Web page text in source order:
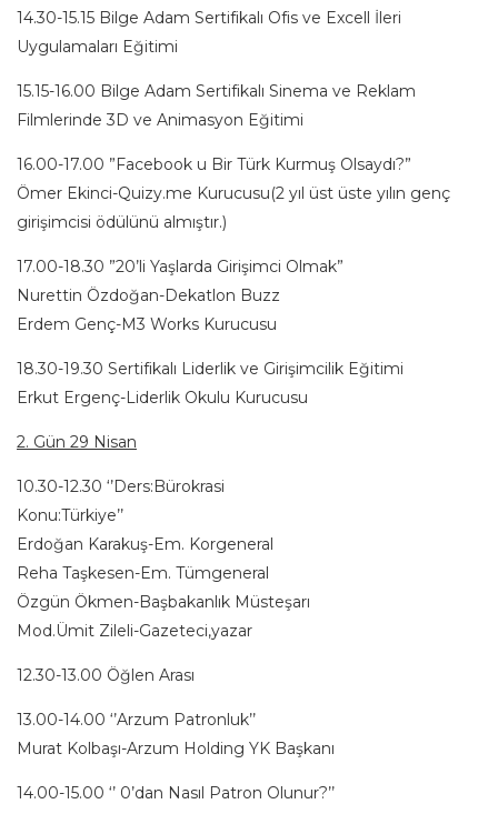
14.30-15.15 Bilge Adam Sertifikalı Ofis ve Excell İleri
Uygulamaları Eğitimi
15.15-16.00 Bilge Adam Sertifikalı Sinema ve Reklam
Filmlerinde 3D ve Animasyon Eğitimi
16.00-17.00 ”Facebook u Bir Türk Kurmuş Olsaydı?”
Ömer Ekinci-Quizy.me Kurucusu(2 yıl üst üste yılın genç
girişimcisi ödülünü almıştır.)
17.00-18.30 ”20’li Yaşlarda Girişimci Olmak”
Nurettin Özdoğan-Dekatlon Buzz
Erdem Genç-M3 Works Kurucusu
18.30-19.30 Sertifikalı Liderlik ve Girişimcilik Eğitimi
Erkut Ergenç-Liderlik Okulu Kurucusu
2. Gün 29 Nisan
10.30-12.30 ‘’Ders:Bürokrasi
Konu:Türkiye’’
Erdoğan Karakuş-Em. Korgeneral
Reha Taşkesen-Em. Tümgeneral
Özgün Ökmen-Başbakanlık Müsteşarı
Mod.Ümit Zileli-Gazeteci,yazar
12.30-13.00 Öğlen Arası
13.00-14.00 ‘’Arzum Patronluk’’
Murat Kolbaşı-Arzum Holding YK Başkanı
14.00-15.00 ‘’ 0’dan Nasıl Patron Olunur?’’